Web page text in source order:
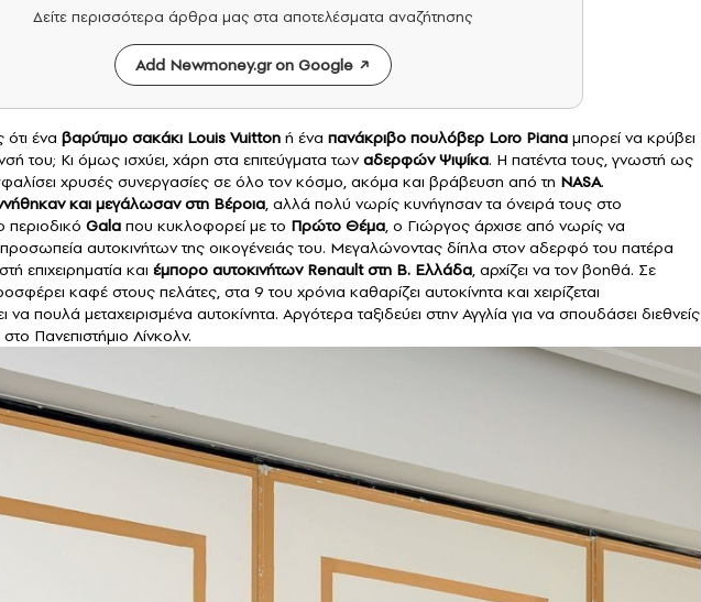
Δείτε περισσότερα άρθρα μας στα αποτελέσματα αναζήτησης
Add Newmoney.gr on Google
ένα βαρύτιμο σακάκι Louis Vuitton ή ένα πανάκριβο πουλόβερ Loro Piana μπορεί να κρύβει
του; Κι όμως ισχύει, χάρη στα επιτεύγματα τωναδερφών Ψιψίκα. Η πατέντα τους, γνωστή ως
χρυσές συνεργασίες σε όλο τον κόσμο, ακόμα και βράβευση από τη NASA.
και μεγάλωσαν στη Βέροια, αλλά πολύ νωρίς κυνήγησαν τα όνειρά τους στο
Gala που κυκλοφορεί με το Πρώτο Θέμα, ο Γιώργος άρχισε από νωρίς να
αυτοκινήτων της οικογένειάς του. Μεγαλώνοντας δίπλα στον αδερφό του πατέρα
επιχειρηματία και έμπορο αυτοκινήτων Renault στη Β. Ελλάδα, αρχίζει να τον βοηθά. Σε
καφέ στους πελάτες, στα 9 του χρόνια καθαρίζει αυτοκίνητα και χειρίζεται
να πουλά μεταχειρισμένα αυτοκίνητα. Αργότερα ταξιδεύει στην Αγγλία για να σπουδάσει διεθνείς
στο Πανεπιστήμιο Λίνκολν.